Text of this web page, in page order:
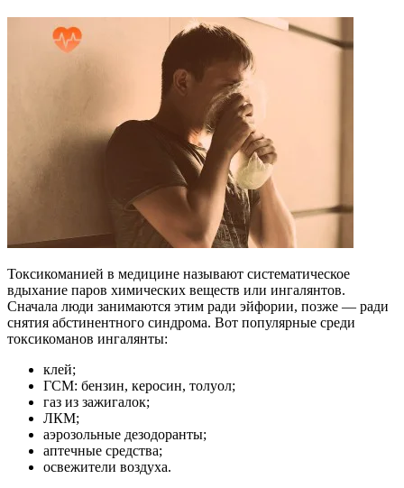
Токсикоманией в медицине называют систематическое
вдыхание паров химических веществ или ингалянтов.
Сначала люди занимаются этим ради эйфории, позже — ради
снятия абстинентного синдрома. Вот популярные среди
токсикоманов ингалянты:
клей;
ГСМ: бензин, керосин, толуол;
газ из зажигалок;
ЛКМ;
аэрозольные дезодоранты;
аптечные средства;
освежители воздуха.